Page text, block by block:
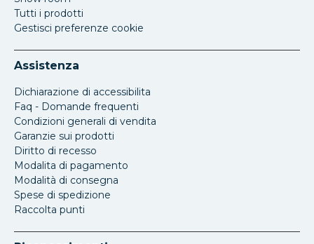
Tutti i prodotti
Gestisci preferenze cookie
Assistenza
Dichiarazione di accessibilita
Faq - Domande frequenti
Condizioni generali di vendita
Garanzie sui prodotti
Diritto di recesso
Modalita di pagamento
Modalità di consegna
Spese di spedizione
Raccolta punti